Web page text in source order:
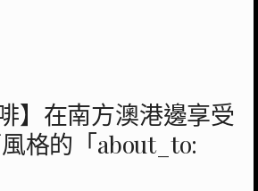
】在南方澳港邊享受
格的「about_to: